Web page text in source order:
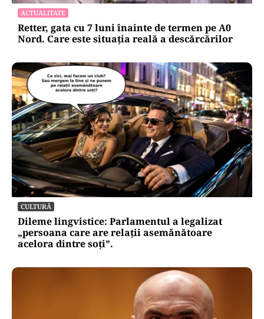
ACTUALITATE
Retter, gata cu 7 luni înainte de termen pe A0
Nord. Care este situația reală a descărcărilor
CULTURĂ
Dileme lingvistice: Parlamentul a legalizat
„persoana care are relații asemănătoare
acelora dintre soți”.